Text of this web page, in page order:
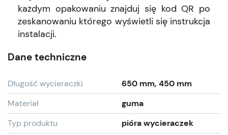
każdym opakowaniu znajduj się kod QR po
zeskanowaniu którego wyświetli się instrukcja
instalacji.
Dane techniczne
Długość wycieraczki
650 mm, 450 mm
Materiał
guma
Typ produktu
pióra wycieraczek